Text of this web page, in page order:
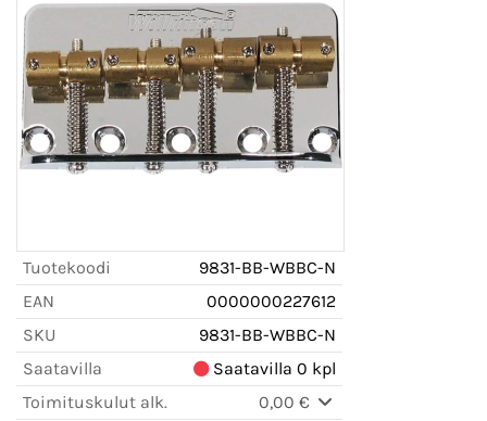
Tuotekoodi
9831-BB-WBBC-N
EAN
0000000227612
SKU
9831-BB-WBBC-N
Saatavilla
Saatavilla 0 kpl
Toimituskulut alk.
0,00 €